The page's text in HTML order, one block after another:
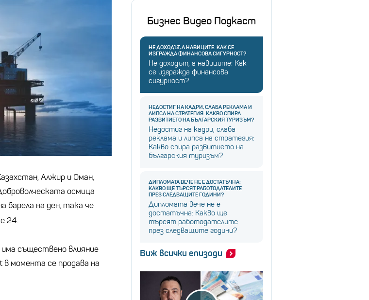
Алжир и Оман,
осмица
барела на ден, така че
24.
съществено влияние
момента се продава на
Бизнес Видео Подкаст
НЕ ДОХОДЪТ, А НАВИЦИТЕ: КАК СЕ
ИЗГРАЖДА ФИНАНСОВА СИГУРНОСТ?
Не доходът, а навиците: Как
се изгражда финансова
сигурност?
НЕДОСТИГ НА КАДРИ, СЛАБА РЕКЛАМА И
ЛИПСА НА СТРАТЕГИЯ: КАКВО СПИРА
РАЗВИТИЕТО НА БЪЛГАРСКИЯ ТУРИЗЪМ?
Недостиг на кадри, слаба
реклама и липса на стратегия:
Какво спира развитието на
българския туризъм?
ДИПЛОМАТА ВЕЧЕ НЕ Е ДОСТАТЪЧНА:
КАКВО ЩЕ ТЪРСЯТ РАБОТОДАТЕЛИТЕ
ПРЕЗ СЛЕДВАЩИТЕ ГОДИНИ?
Дипломата вече не е
достатъчна: Какво ще
търсят работодателите
през следващите години?
Виж всички епизоди